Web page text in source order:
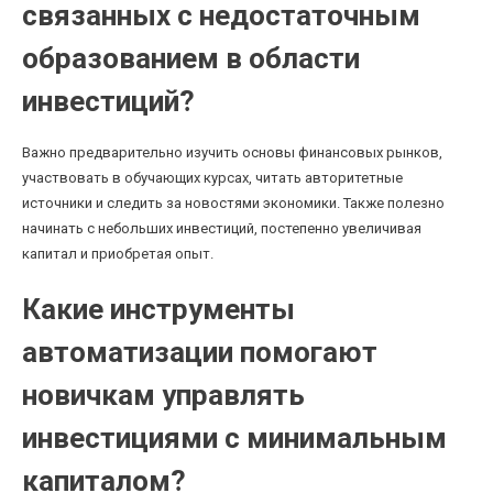
связанных с недостаточным
образованием в области
инвестиций?
Важно предварительно изучить основы финансовых рынков,
участвовать в обучающих курсах, читать авторитетные
источники и следить за новостями экономики. Также полезно
начинать с небольших инвестиций, постепенно увеличивая
капитал и приобретая опыт.
Какие инструменты
автоматизации помогают
новичкам управлять
инвестициями с минимальным
капиталом?